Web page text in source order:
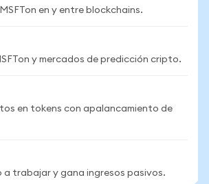
en y entre blockchains.
y mercados de predicción cripto.
en tokens con apalancamiento de
a trabajar y gana ingresos pasivos.